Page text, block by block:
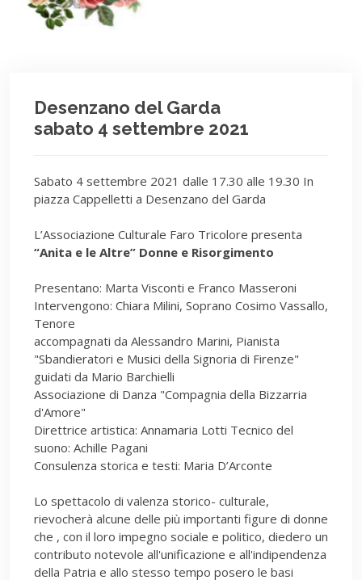
Desenzano del Garda
sabato 4 settembre 2021
Sabato 4 settembre 2021 dalle 17.30 alle 19.30 In
piazza Cappelletti a Desenzano del Garda
L’Associazione Culturale Faro Tricolore presenta
“Anita e le Altre” Donne e Risorgimento
Presentano: Marta Visconti e Franco Masseroni
Intervengono: Chiara Milini, Soprano Cosimo Vassallo,
Tenore
accompagnati da Alessandro Marini, Pianista
"Sbandieratori e Musici della Signoria di Firenze"
guidati da Mario Barchielli
Associazione di Danza "Compagnia della Bizzarria
d'Amore"
Direttrice artistica: Annamaria Lotti Tecnico del
suono: Achille Pagani
Consulenza storica e testi: Maria D’Arconte
Lo spettacolo di valenza storico- culturale,
rievocherà alcune delle più importanti figure di donne
che , con il loro impegno sociale e politico, diedero un
contributo notevole all'unificazione e all'indipendenza
della Patria e allo stesso tempo posero le basi